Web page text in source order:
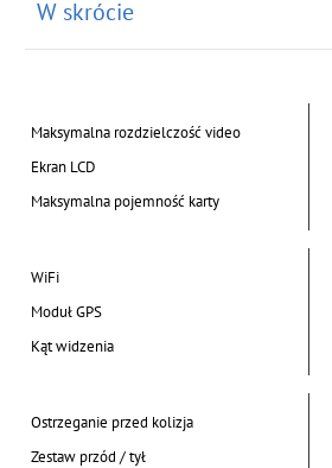
W skrócie
Maksymalna rozdzielczość video
Ekran LCD
Maksymalna pojemność karty
WiFi
Moduł GPS
Kąt widzenia
Ostrzeganie przed kolizja
Zestaw przód / tył